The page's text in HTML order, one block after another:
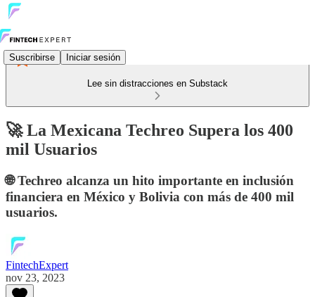
Suscribirse Iniciar sesión
Lee sin distracciones en Substack
🚀 La Mexicana Techreo Supera los 400
mil Usuarios
🌐 Techreo alcanza un hito importante en inclusión
financiera en México y Bolivia con más de 400 mil
usuarios.
FintechExpert
nov 23, 2023